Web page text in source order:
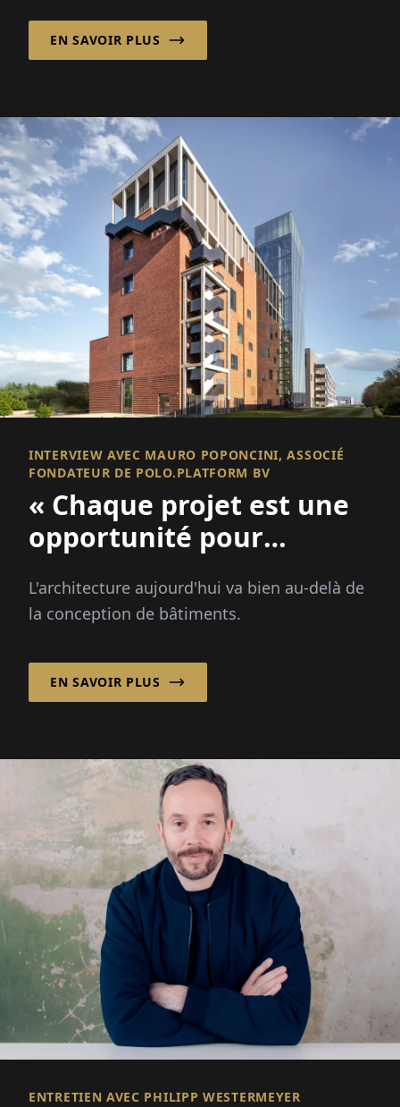
bâtiments modernes et de la technologie.
CF...EN SAVOIR PLUS
INTERVIEW AVEC MAURO POPONCINI, ASSOCIÉ
FONDATEUR DE POLO.PLATFORM BV
« Chaque projet est une
opportunité pour
renforcer une
communauté ! »
L'architecture aujourd'hui va bien au-delà de
la conception de bâtiments.
EN SAVOIR PLUS
ENTRETIEN AVEC PHILIPP WESTERMEYER